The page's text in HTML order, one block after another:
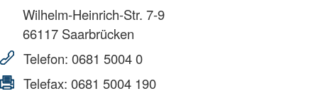
Wilhelm-Heinrich-Str. 7-9
66117 Saarbrücken
Telefon: 0681 5004 0
Telefax: 0681 5004 190